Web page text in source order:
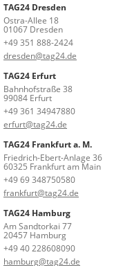
TAG24 Dresden
Ostra-Allee 18
01067 Dresden
+49 351 888-2424
dresden@tag24.de
TAG24 Erfurt
Bahnhofstraße 38
99084 Erfurt
+49 361 34947880
erfurt@tag24.de
TAG24 Frankfurt a. M.
Friedrich-Ebert-Anlage 36
60325 Frankfurt am Main
+49 69 348750580
frankfurt@tag24.de
TAG24 Hamburg
Am Sandtorkai 77
20457 Hamburg
+49 40 228608090
hamburg@tag24.de